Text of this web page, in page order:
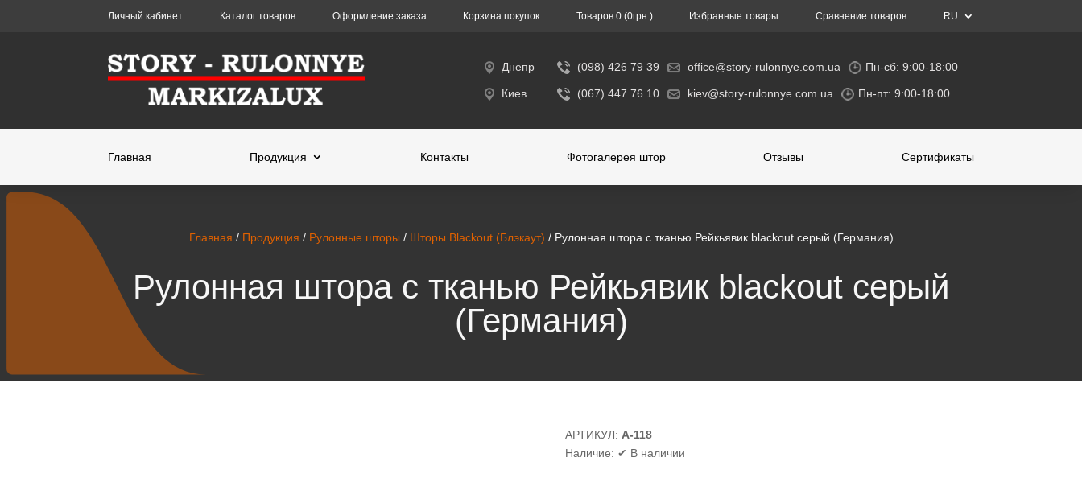
Личный кабинет Каталог товаров Оформление заказа Корзина покупок Toвapoв 0 (0гpн.) Избранные товары Сравнение товаров RU
Днепр (098) 426 79 39 office@story-rulonnye.com.ua Пн-сб: 9:00-18:00
Киев (067) 447 76 10 kiev@story-rulonnye.com.ua Пн-пт: 9:00-18:00
Главная Продукция Контакты Фотогалерея штор Отзывы Сертификаты
Главная / Продукция / Рулонные шторы / Шторы Blackout (Блэкаут) / Рулонная штора с тканью Рейкьявик blackout серый (Германия)
Рулонная штора с тканью Рейкьявик blackout серый
(Германия)
АРТИКУЛ: А-118
Наличие: ✔ В наличии